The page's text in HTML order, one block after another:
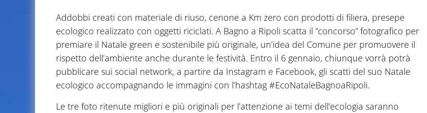
Addobbi creati con materiale di riuso, cenone a Km zero con prodotti di filiera, presepe
ecologico realizzato con oggetti riciclati. A Bagno a Ripoli scatta il “concorso” fotografico per
premiare il Natale green e sostenibile più originale, un’idea del Comune per promuovere il
rispetto dell’ambiente anche durante le festività. Entro il 6 gennaio, chiunque vorrà potrà
pubblicare sui social network, a partire da Instagram e Facebook, gli scatti del suo Natale
ecologico accompagnando le immagini con l’hashtag #EcoNataleBagnoaRipoli.
Le tre foto ritenute migliori e più originali per l’attenzione ai temi dell’ecologia saranno